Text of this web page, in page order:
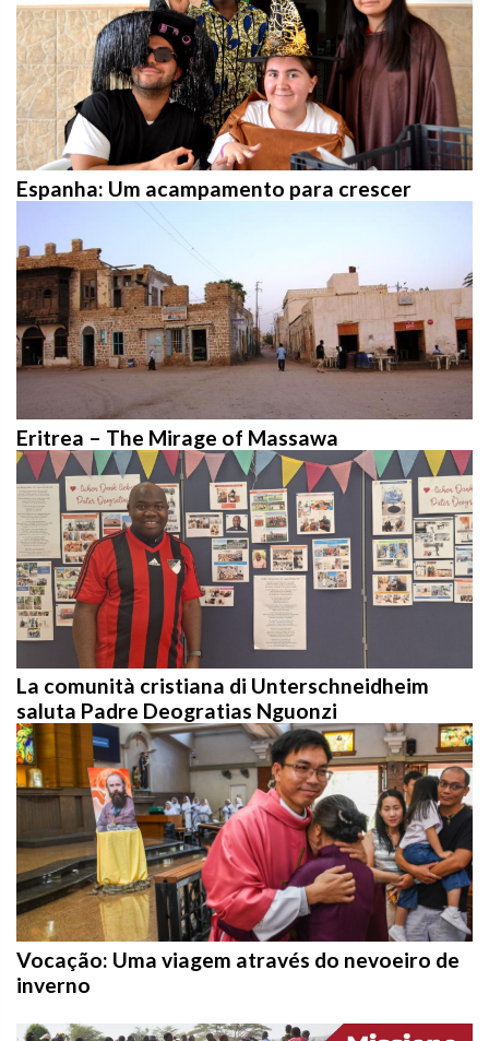
Espanha: Um acampamento para crescer
Eritrea – The Mirage of Massawa
La comunità cristiana di Unterschneidheim
saluta Padre Deogratias Nguonzi
Vocação: Uma viagem através do nevoeiro de
inverno